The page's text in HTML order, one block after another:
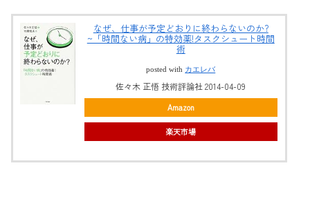
なぜ、仕事が予定どおりに終わらないのか?
~「時間ない病」の特効薬!タスクシュート時間
術
posted with カエレバ
佐々木 正悟 技術評論社 2014-04-09
Amazon
楽天市場